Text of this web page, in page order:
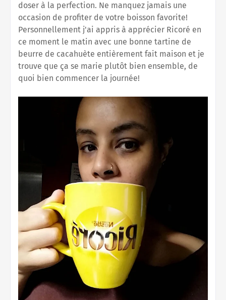
doser à la perfection. Ne manquez jamais une
occasion de profiter de votre boisson favorite!
Personnellement j'ai appris à apprécier Ricoré en
ce moment le matin avec une bonne tartine de
beurre de cacahuète entièrement fait maison et je
trouve que ça se marie plutôt bien ensemble, de
quoi bien commencer la journée!